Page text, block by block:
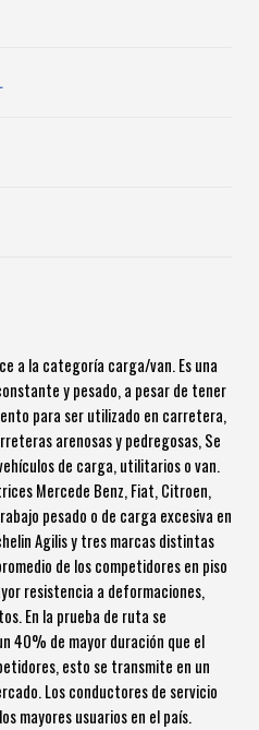
a la categoría carga/van. Es una
y pesado, a pesar de tener
para ser utilizado en carretera,
arenosas y pedregosas, Se
de carga, utilitarios o van.
Mercede Benz, Fiat, Citroen,
pesado o de carga excesiva en
Agilis y tres marcas distintas
de los competidores en piso
resistencia a deformaciones,
En la prueba de ruta se
40% de mayor duración que el
esto se transmite en un
Los conductores de servicio
mayores usuarios en el país.